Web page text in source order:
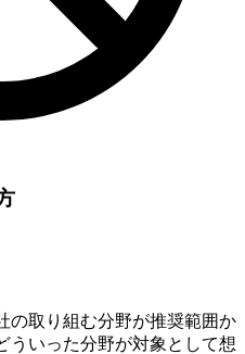
の取り組む分野が推奨範囲か
ういった分野が対象として想